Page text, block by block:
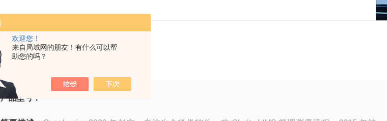
欢迎您！
来自局域网的朋友！有什么可以帮
助您的吗？
GenoLogics
产品型号：